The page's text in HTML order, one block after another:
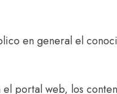
en general el
portal web, los